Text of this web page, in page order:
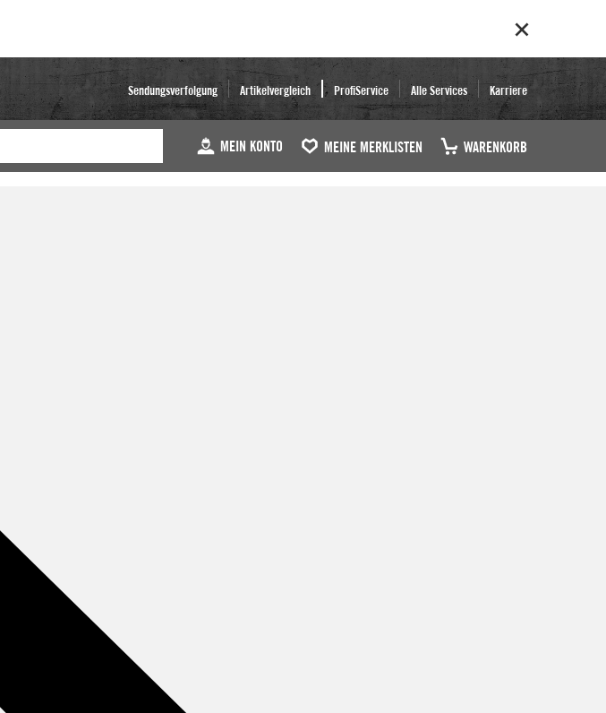
Sendungsverfolgung Artikelvergleich ProfiService Alle Services Karriere
MEIN KONTO MEINE MERKLISTEN WARENKORB